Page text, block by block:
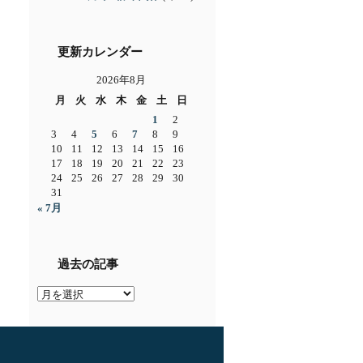
更新カレンダー
2026年8月
月
火 水 木 金 土
日
1
2
3
4 5 6 7 8
9
10
11 12 13 14 15
16
17
18 19 20 21 22
23
24
25 26 27 28 29
30
31
« 7月
過去の記事
過